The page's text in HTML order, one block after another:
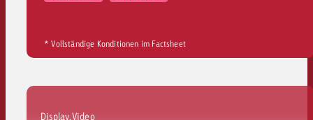
* Vollständige Konditionen im Factsheet
Display,Video